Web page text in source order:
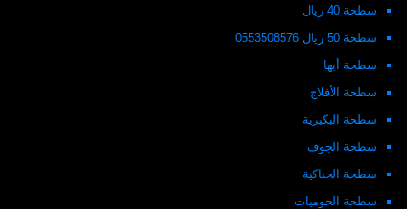
سطحة 40 ريال
سطحة 50 ريال 0553508576
سطحة أبها
سطحة الأفلاج
سطحة البكيرية
سطحة الجوف
سطحة الحناكية
سطحة الحوميات